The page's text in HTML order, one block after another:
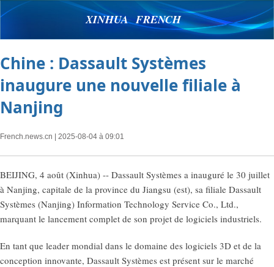
XINHUA FRENCH
Chine : Dassault Systèmes
inaugure une nouvelle filiale à
Nanjing
French.news.cn | 2025-08-04 à 09:01
BEIJING, 4 août (Xinhua) -- Dassault Systèmes a inauguré le 30 juillet
à Nanjing, capitale de la province du Jiangsu (est), sa filiale Dassault
Systèmes (Nanjing) Information Technology Service Co., Ltd.,
marquant le lancement complet de son projet de logiciels industriels.
En tant que leader mondial dans le domaine des logiciels 3D et de la
conception innovante, Dassault Systèmes est présent sur le marché